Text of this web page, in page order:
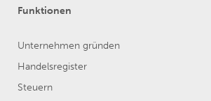
Funktionen
Unternehmen gründen
Handelsregister
Steuern